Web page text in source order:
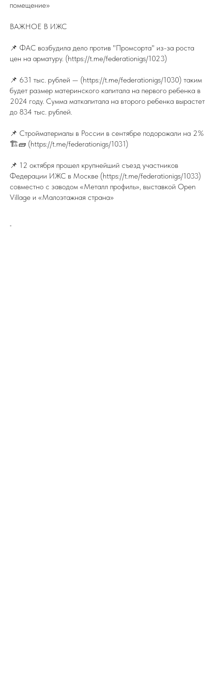
помещение»
ВАЖНОЕ В ИЖС
📌 ФАС возбудила дело против "Промсорта" из-за роста
цен на арматуру. (https://t.me/federationigs/1023)
📌 631 тыс. рублей — (https://t.me/federationigs/1030) таким
будет размер материнского капитала на первого ребенка в
2024 году. Сумма маткапитала на второго ребенка вырастет
до 834 тыс. рублей.
📌 Стройматериалы в России в сентябре подорожали на 2%
🏗🧱 (https://t.me/federationigs/1031)
📌 12 октября прошел крупнейший съезд участников
Федерации ИЖС в Москве (https://t.me/federationigs/1033)
совместно с заводом «Металл профиль», выставкой Open
Village и «Малоэтажная страна»
-
На канале вы найдете самую свежую
ПОДПИСЫВАЙТЕСЬ НА TELEGRAM
ФЕДЕРАЦИИ ИЖС
TELEGRAM